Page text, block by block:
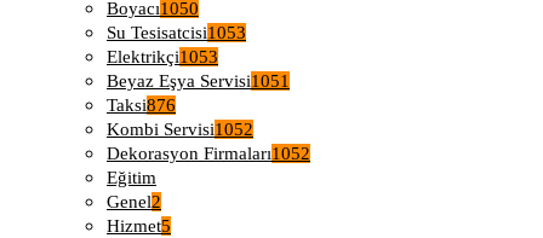
Boyacı1050
Su Tesisatcisi1053
Elektrikçi1053
Beyaz Eşya Servisi1051
Taksi876
Kombi Servisi1052
Dekorasyon Firmaları1052
Eğitim
Genel2
Hizmet5